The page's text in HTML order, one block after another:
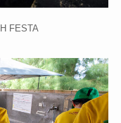
FESTA